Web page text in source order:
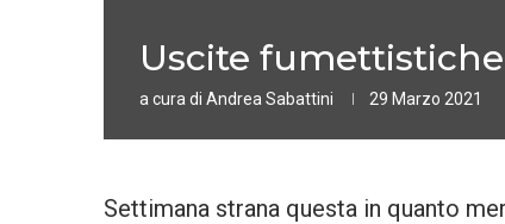
Uscite
a cura di Andrea Sabattini 29 Marzo 2021
Settimana strana questa in quanto